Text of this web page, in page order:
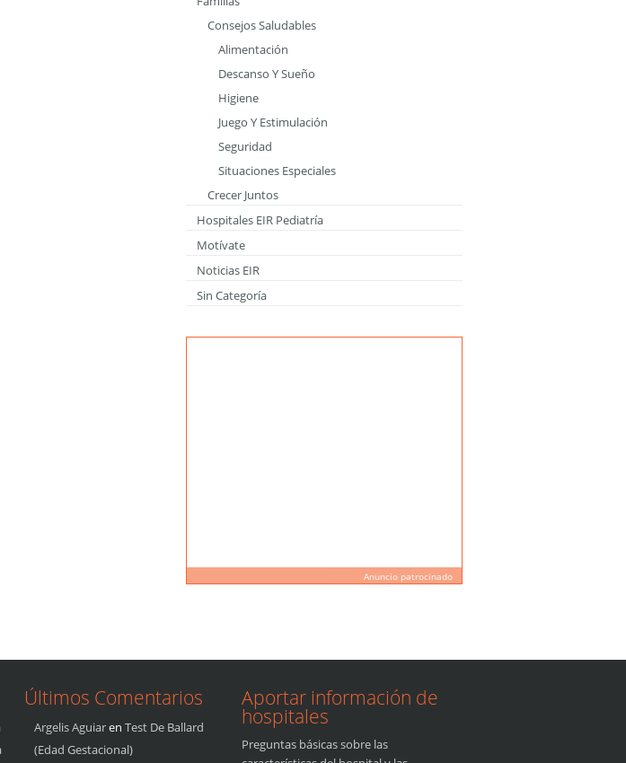
Consejos Saludables
Alimentación
Descanso Y Sueño
Higiene
Juego Y Estimulación
Seguridad
Situaciones Especiales
Crecer Juntos
Hospitales EIR Pediatría
Motívate
Noticias EIR
Sin Categoría
Anuncio patrocinado
Últimos Comentarios
Argelis Aguiaren Test De Ballard
(edad Gestacional)
Aportar información de
hospitales
Preguntas básicas sobre las